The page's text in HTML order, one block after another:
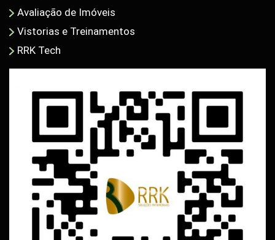
Avaliação de Imóveis
Vistorias e Treinamentos
RRK Tech